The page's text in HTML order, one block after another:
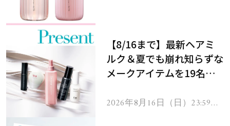
【8/16まで】最新ヘアミ
ルク＆夏でも崩れ知らずな
メークアイテムを19名様
2026年8月16日（日）23:59ま